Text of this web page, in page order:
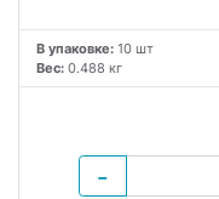
В упаковке: 10 шт
Вес: 0.488 кг
−